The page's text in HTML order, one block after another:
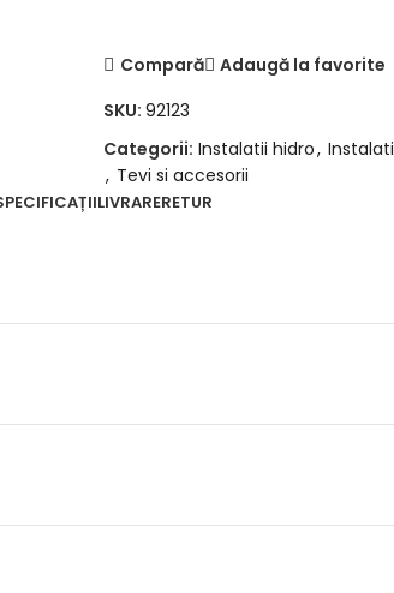
Compară
Adaugă la favorite
SKU: 92123
Categorii: Instalatii hidro,
, Tevi si accesorii
LIVRARERETUR